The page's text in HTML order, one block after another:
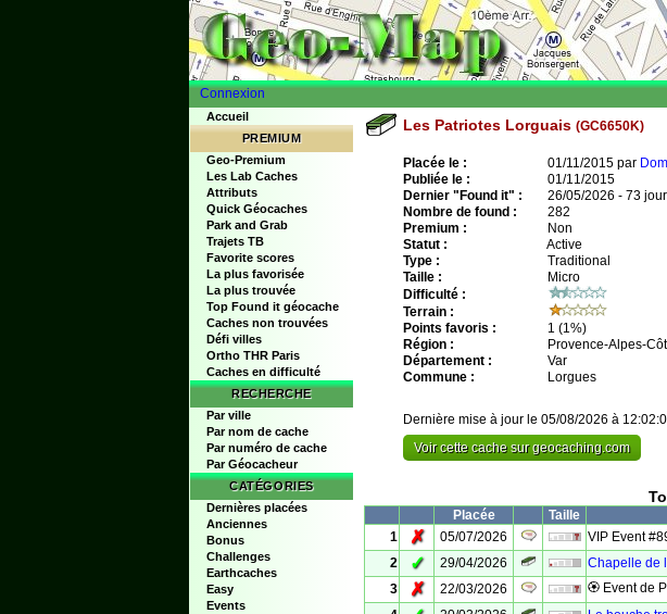
Connexion
Accueil
PREMIUM
Geo-Premium
Les Lab Caches
Attributs
Quick Géocaches
Park and Grab
Trajets TB
Favorite scores
La plus favorisée
La plus trouvée
Top Found it géocache
Caches non trouvées
Défi villes
Ortho THR Paris
Caches en difficulté
RECHERCHE
Par ville
Par nom de cache
Par numéro de cache
Par Géocacheur
CATÉGORIES
Dernières placées
Anciennes
Bonus
Challenges
Earthcaches
Easy
Events
Les Patriotes Lorguais (GC6650K)
Placée le : 01/11/2015 par
Publiée le :
01/11/2015
Dernier "Found it" :
26/05/2026 - 73
Nombre de found :
282
Premium :
Non
Statut :
Active
Type :
Traditional
Taille :
Micro
Difficulté :
Terrain :
Points favoris :
1 (1%)
Région :
Provence-Alpes-
Département :
Var
Commune :
Lorgues
Dernière mise à jour le 05/08/2026 à
Voir cette cache sur geocaching.com
Placée Taille
1
✗ 05/07/2026
VIP Event
2
✓ 29/04/2026
Chapelle de
3
✗ 22/03/2026
🏵 Event de